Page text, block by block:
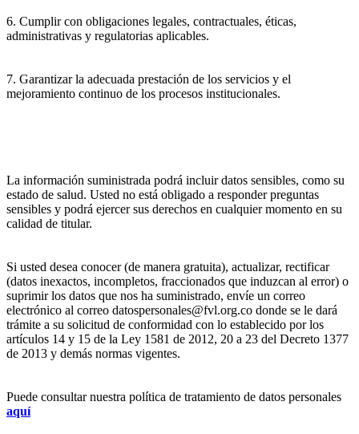
6. Cumplir con obligaciones legales, contractuales, éticas,
administrativas y regulatorias aplicables.
7. Garantizar la adecuada prestación de los servicios y el
mejoramiento continuo de los procesos institucionales.
La información suministrada podrá incluir datos sensibles, como su
estado de salud. Usted no está obligado a responder preguntas
sensibles y podrá ejercer sus derechos en cualquier momento en su
calidad de titular.
Si usted desea conocer (de manera gratuita), actualizar, rectificar
(datos inexactos, incompletos, fraccionados que induzcan al error) o
suprimir los datos que nos ha suministrado, envíe un correo
electrónico al correo datospersonales@fvl.org.co donde se le dará
trámite a su solicitud de conformidad con lo establecido por los
artículos 14 y 15 de la Ley 1581 de 2012, 20 a 23 del Decreto 1377
de 2013 y demás normas vigentes.
Puede consultar nuestra política de tratamiento de datos personales
aquí